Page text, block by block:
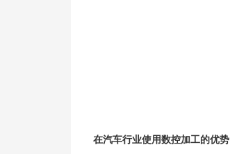
在汽车行业使用数控加工的优势